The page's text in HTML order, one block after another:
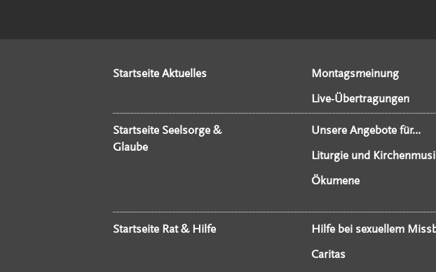
Startseite Aktuelles Montagsmeinung
Live-Übertragungen
Startseite Seelsorge &
Glaube
Unsere Angebote für...
Liturgie und
Ökumene
Startseite Rat & Hilfe Hilfe bei sexuellem
Caritas